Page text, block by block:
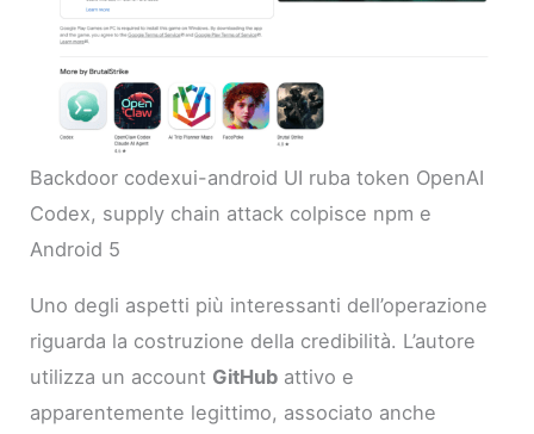
Backdoor codexui-android UI ruba token OpenAI
Codex, supply chain attack colpisce npm e
Android 5
Uno degli aspetti più interessanti dell’operazione
riguarda la costruzione della credibilità. L’autore
utilizza un account GitHub attivo e
apparentemente legittimo, associato anche